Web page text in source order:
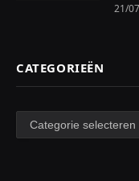
21/
CATEGORIEËN
Categorieën